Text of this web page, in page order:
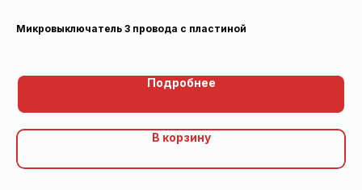
Микровыключатель 3 провода с пластиной
Подробнее
В корзину